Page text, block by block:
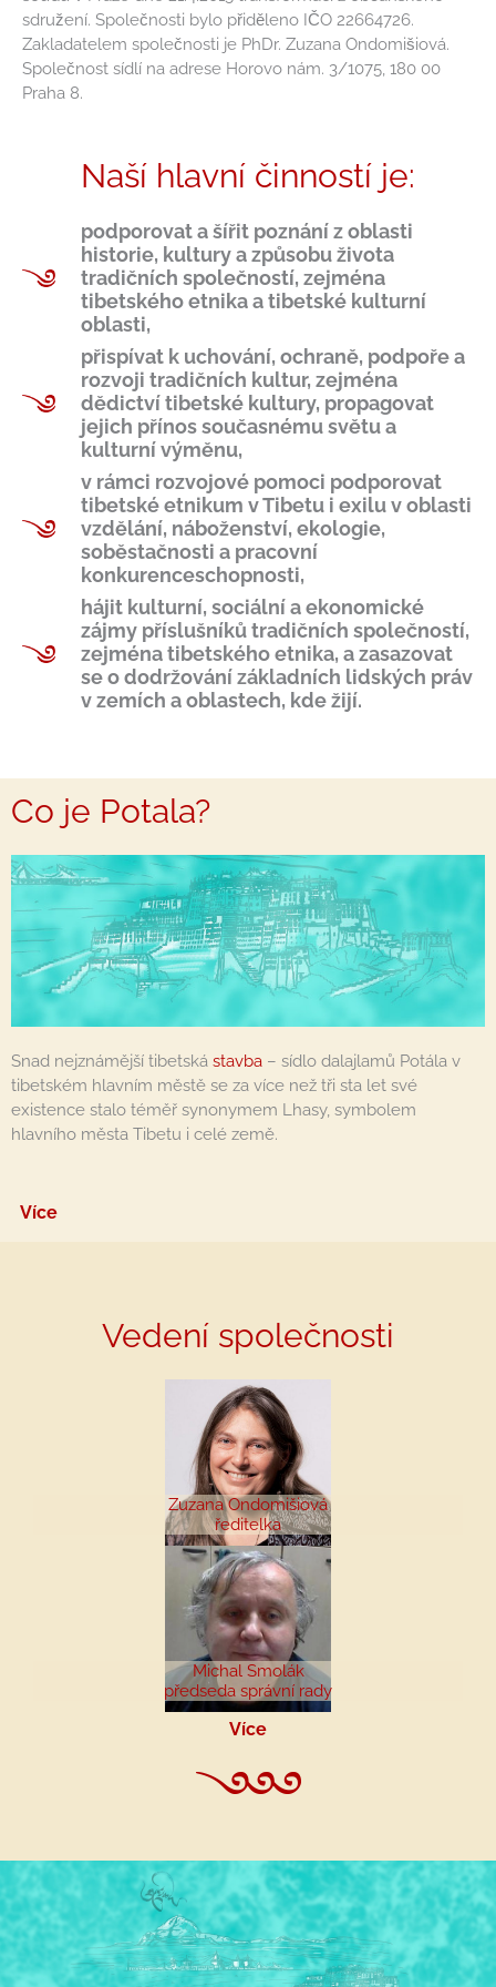
sdružení. Společnosti bylo přiděleno IČO 22664726.
Zakladatelem společnosti je PhDr. Zuzana Ondomišiová.
Společnost sídlí na adrese Horovo nám. 3/1075, 180 00
Praha 8.
Naší hlavní činností je:
podporovat a šířit poznání z oblasti
historie, kultury a způsobu života
tradičních společností, zejména
tibetského etnika a tibetské kulturní
oblasti,
přispívat k uchování, ochraně, podpoře a
rozvoji tradičních kultur, zejména
dědictví tibetské kultury, propagovat
jejich přínos současnému světu a
kulturní výměnu,
v rámci rozvojové pomoci podporovat
tibetské etnikum v Tibetu i exilu v oblasti
vzdělání, náboženství, ekologie,
soběstačnosti a pracovní
konkurenceschopnosti,
hájit kulturní, sociální a ekonomické
zájmy příslušníků tradičních společností,
zejména tibetského etnika, a zasazovat
se o dodržování základních lidských práv
v zemích a oblastech, kde žijí.
Co je Potala?
Snad nejznámější tibetská stavba – sídlo dalajlamů Potála v
tibetském hlavním městě se za více než tři sta let své
existence stalo téměř synonymem Lhasy, symbolem
hlavního města Tibetu i celé země.
Více
Vedení společnosti
Zuzana Ondomišiová
ředitelka
Michal Smolák
předseda správní rady
Více